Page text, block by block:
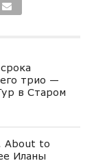
трио —
в Старом
About to
Иланы